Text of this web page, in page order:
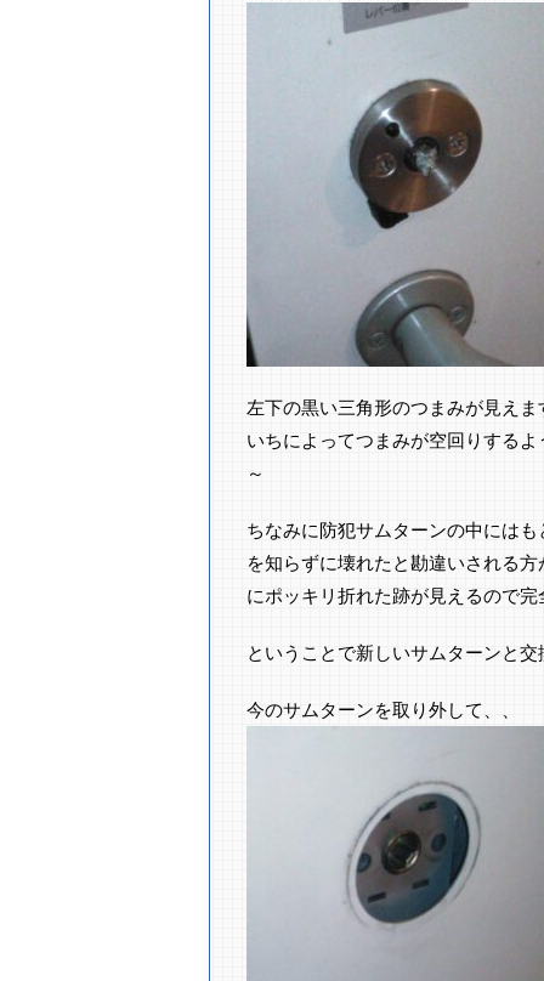
左下の黒い三角形のつまみが見え
いちによってつまみが空回りする
～
ちなみに防犯サムターンの中には
を知らずに壊れたと勘違いされる
にポッキリ折れた跡が見えるので
ということで新しいサムターンと
今のサムターンを取り外して、、